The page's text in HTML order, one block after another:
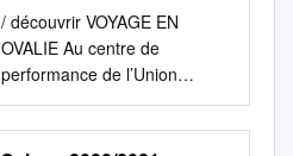
période, en prenant le jeu à
notre compte. On avance bien
et on est efficaces sur les
libérations de balles. La
réussite au pied de David
Bègles
/ découvrir VOYAGE EN
OVALIE Au centre de
performance de l’Union
Bordeaux Bègles Cet été, j’ai
eu l’opportunité unique de